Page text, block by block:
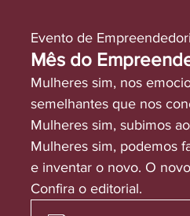
Evento de
Mês do
Mulheres sim, nos
semelhantes que nos
Mulheres sim, subimos
Mulheres sim, podemos
e inventar o novo. O
Confira o editorial.